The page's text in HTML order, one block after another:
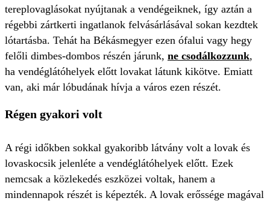
tereplovaglásokat nyújtanak a vendégeiknek, így aztán a
régebbi zártkerti ingatlanok felvásárlásával sokan kezdtek
lótartásba. Tehát ha Békásmegyer ezen ófalui vagy hegy
felőli dimbes-dombos részén járunk, ne csodálkozzunk,
ha vendéglátóhelyek előtt lovakat látunk kikötve. Emiatt
van, aki már lóbudának hívja a város ezen részét.
Régen gyakori volt
A régi időkben sokkal gyakoribb látvány volt a lovak és
lovaskocsik jelenléte a vendéglátóhelyek előtt. Ezek
nemcsak a közlekedés eszközei voltak, hanem a
mindennapok részét is képezték. A lovak erőssége magával